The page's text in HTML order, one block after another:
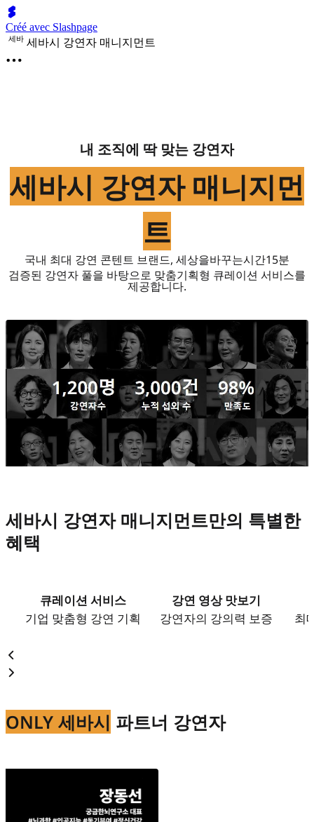
Créé avec Slashpage
세바 세바시 강연자 매니지먼트
내 조직에 딱 맞는 강연자
세바시 강연자 매니지먼
트
국내 최대 강연 콘텐트 브랜드, 세상을바꾸는시간15분
검증된 강연자 풀을 바탕으로 맞춤기획형 큐레이션 서비스를
제공합니다.
세바시 강연자 매니지먼트만의 특별한
혜택
큐레이션 서비스
기업 맞춤형 강연 기획
강연 영상 맛보기
강연자의 강의력 보증
최
ONLY 세바시 파트너 강연자